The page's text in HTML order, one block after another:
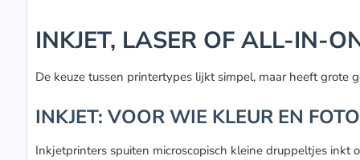
INKJET, LASER OF ALL-IN-
De keuze tussen printertypes lijkt simpel, maar heeft grote
INKJET: VOOR WIE KLEUR EN
Inkjetprinters spuiten microscopisch kleine druppeltjes